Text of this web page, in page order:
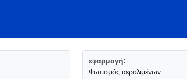
εφαρμογή:
Φωτισμός αερολιμένων